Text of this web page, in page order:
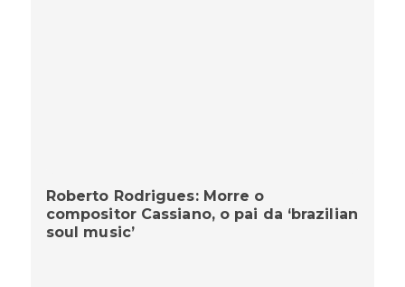
Roberto Rodrigues: Morre o
compositor Cassiano, o pai da ‘brazilian
soul music’